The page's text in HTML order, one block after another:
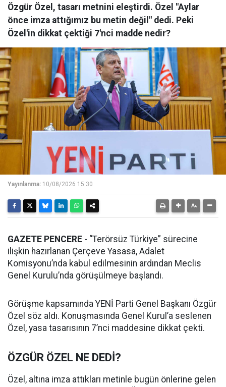
Özgür Özel, tasarı metnini eleştirdi. Özel "Aylar
önce imza attığımız bu metin değil" dedi. Peki
Özel'in dikkat çektiği 7'nci madde nedir?
Yayınlanma: 10/08/2026 15:30
GAZETE PENCERE - “Terörsüz Türkiye” sürecine
ilişkin hazırlanan Çerçeve Yasasa, Adalet
Komisyonu’nda kabul edilmesinin ardından Meclis
Genel Kurulu’nda görüşülmeye başlandı.
Görüşme kapsamında YENİ Parti Genel Başkanı Özgür
Özel söz aldı. Konuşmasında Genel Kurul’a seslenen
Özel, yasa tasarısının 7’nci maddesine dikkat çekti.
ÖZGÜR ÖZEL NE DEDİ?
Özel, altına imza attıkları metinle bugün önlerine gelen